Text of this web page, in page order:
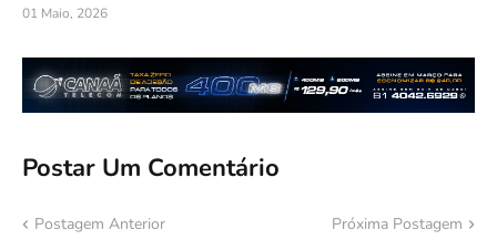
01 Maio, 2026
Postar Um Comentário
Postagem Anterior Próxima Postagem